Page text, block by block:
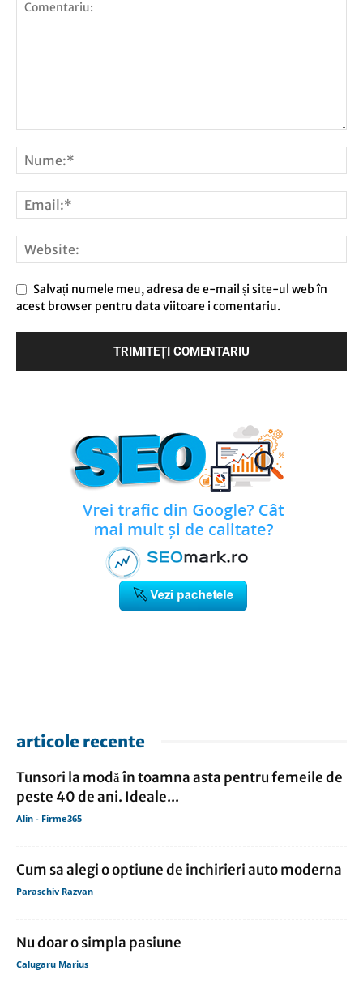
Salvați numele meu, adresa de e-mail și site-ul web în
acest browser pentru data viitoare i comentariu.
articole recente
Tunsori la modă în toamna asta pentru femeile de
peste 40 de ani. Ideale...
Alin - Firme365
Cum sa alegi o optiune de inchirieri auto moderna
Paraschiv Razvan
Nu doar o simpla pasiune
Calugaru Marius